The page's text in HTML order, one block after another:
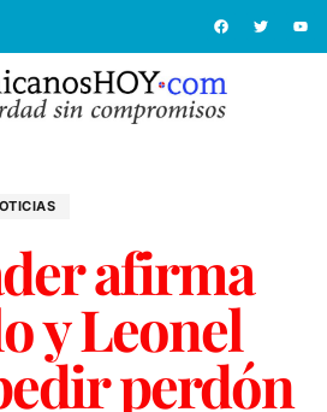
afirma
y Leonel
perdón